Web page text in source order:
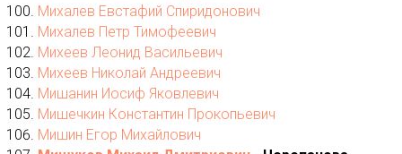
Михалев Евстафий Спиридонович
Михалев Петр Тимофеевич
Михеев Леонид Васильевич
Михеев Николай Андреевич
Мишанин Иосиф Яковлевич
Мишечкин Константин Прокопьевич
Мишин Егор Михайлович